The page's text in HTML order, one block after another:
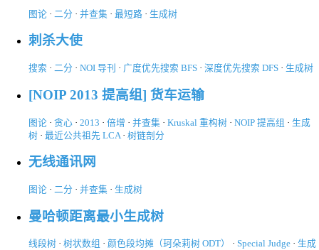
图论 · 二分 · 并查集 · 最短路 · 生成树
刺杀大使
搜索 · 二分 · NOI 导刊 · 广度优先搜索 BFS · 深度优先搜索 DFS · 生成树
[NOIP 2013 提高组] 货车运输
图论 · 贪心 · 2013 · 倍增 · 并查集 · Kruskal 重构树 · NOIP 提高组 · 生成
树 · 最近公共祖先 LCA · 树链剖分
无线通讯网
图论 · 二分 · 并查集 · 生成树
曼哈顿距离最小生成树
线段树 · 树状数组 · 颜色段均摊（珂朵莉树 ODT） · Special Judge · 生成